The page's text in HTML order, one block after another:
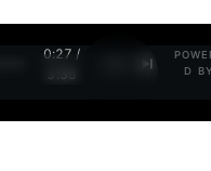
0:27 /
3:35
D BY